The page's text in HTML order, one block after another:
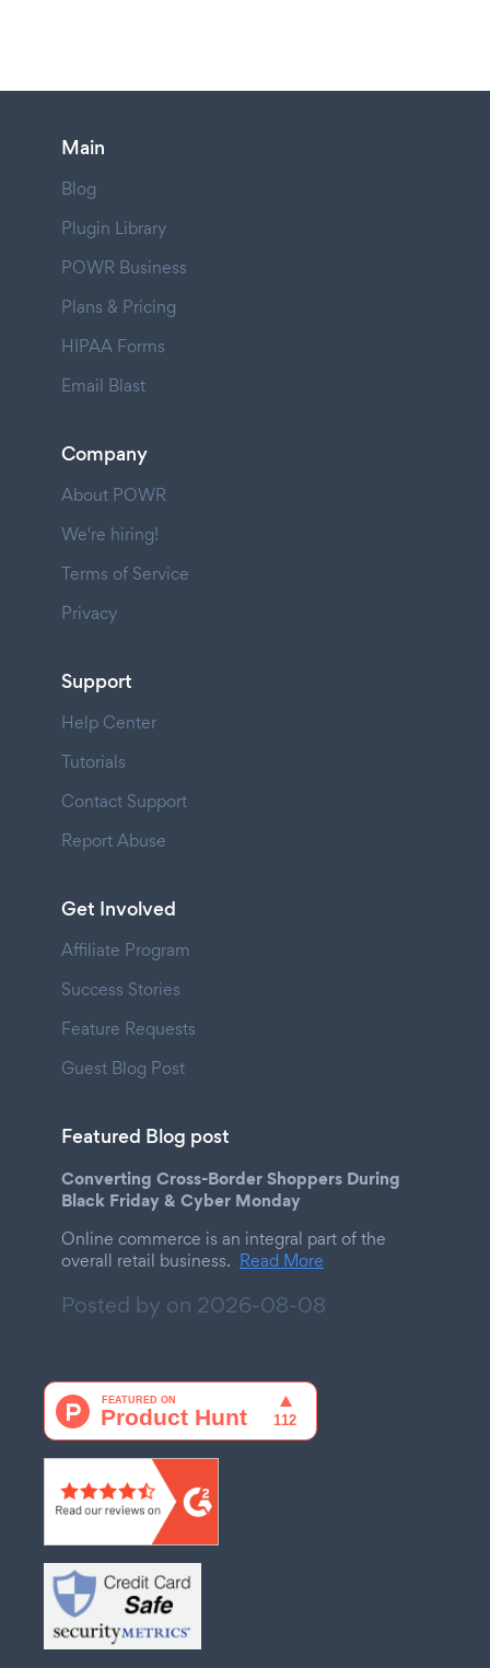
Main
Blog
Plugin Library
POWR Business
Plans & Pricing
HIPAA Forms
Email Blast
Company
About POWR
We're hiring!
Terms of Service
Privacy
Support
Help Center
Tutorials
Contact Support
Report Abuse
Get Involved
Affiliate Program
Success Stories
Feature Requests
Guest Blog Post
Featured Blog post
Converting Cross-Border Shoppers During
Black Friday & Cyber Monday
Online commerce is an integral part of the
overall retail business. Read More
Posted by on 2026-08-08